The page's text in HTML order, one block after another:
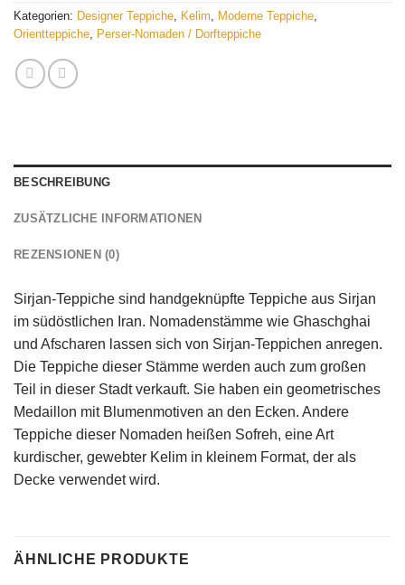
Kategorien: Designer Teppiche Kelim Moderne Teppiche
Orientteppiche Perser-Nomaden / Dorfteppiche
BESCHREIBUNG
ZUSÄTZLICHE INFORMATIONEN
REZENSIONEN (0)
Sirjan-Teppiche sind handgeknüpfte Teppiche aus Sirjan
im südöstlichen Iran. Nomadenstämme wie Ghaschghai
und Afscharen lassen sich von Sirjan-Teppichen anregen.
Die Teppiche dieser Stämme werden auch zum großen
Teil in dieser Stadt verkauft. Sie haben ein geometrisches
Medaillon mit Blumenmotiven an den Ecken. Andere
Teppiche dieser Nomaden heißen Sofreh, eine Art
kurdischer, gewebter Kelim in kleinem Format, der als
Decke verwendet wird.
ÄHNLICHE PRODUKTE